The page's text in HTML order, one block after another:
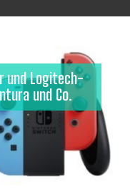
und Logitech-
und Co.